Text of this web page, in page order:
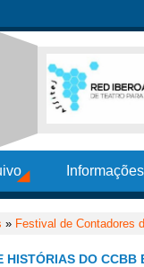
» Festival de Contadores
HISTÓRIAS DO CCBB